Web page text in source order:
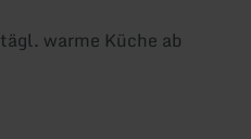
tägl. warme Küche ab